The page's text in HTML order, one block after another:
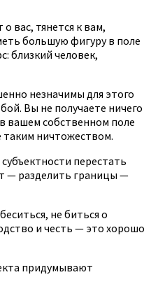
вас, тянется к вам,
большую фигуру в поле
близкий человек,
незначимы для этого
Вы не получаете ничего
вашем собственном поле
таким ничтожеством.
перестать
— разделить границы —
не биться о
и честь — это хорошо
придумывают